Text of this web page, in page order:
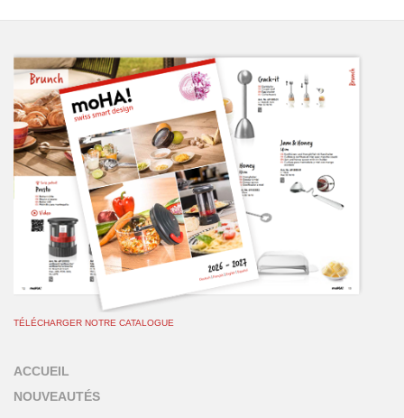
TÉLÉCHARGER NOTRE CATALOGUE
ACCUEIL
NOUVEAUTÉS